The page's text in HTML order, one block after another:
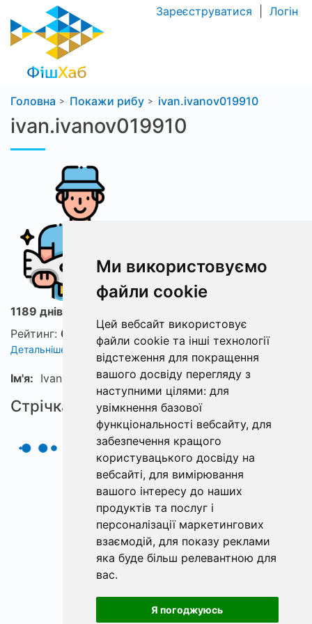
Ми використовуємо
файли cookie
Цей вебсайт використовує
файли cookie та інші технології
відстеження для покращення
вашого досвіду перегляду з
наступними цілями: для
увімкнення базової
функціональності вебсайту, для
забезпечення кращого
користувацького досвіду на
вебсайті, для вимірювання
вашого інтересу до наших
продуктів та послуг і
персоналізації маркетингових
взаємодій, для показу реклами
яка буде більш релевантною для
вас.
Я погоджуюсь
Зареєструватися Логін
Головна Покажи рибу ivan.ivanov019910
ivan.ivanov019910
1189 днів з ФішХаб
Рейтинг: 0
Детальніше про рейтинг
Ім'я: Ivan
Стрічка